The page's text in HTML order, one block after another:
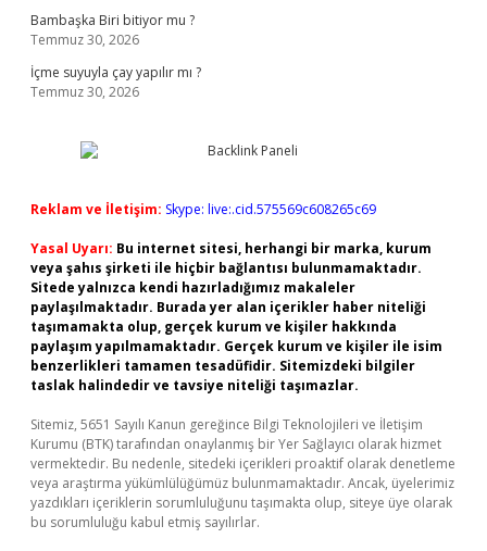
Bambaşka Biri bitiyor mu ?
Temmuz 30, 2026
İçme suyuyla çay yapılır mı ?
Temmuz 30, 2026
Reklam ve İletişim: Skype: live:.cid.575569c608265c69
Yasal Uyarı: Bu internet sitesi, herhangi bir marka, kurum
veya şahıs şirketi ile hiçbir bağlantısı bulunmamaktadır.
Sitede yalnızca kendi hazırladığımız makaleler
paylaşılmaktadır. Burada yer alan içerikler haber niteliği
taşımamakta olup, gerçek kurum ve kişiler hakkında
paylaşım yapılmamaktadır. Gerçek kurum ve kişiler ile isim
benzerlikleri tamamen tesadüfidir. Sitemizdeki bilgiler
taslak halindedir ve tavsiye niteliği taşımazlar.
Sitemiz, 5651 Sayılı Kanun gereğince Bilgi Teknolojileri ve İletişim
Kurumu (BTK) tarafından onaylanmış bir Yer Sağlayıcı olarak hizmet
vermektedir. Bu nedenle, sitedeki içerikleri proaktif olarak denetleme
veya araştırma yükümlülüğümüz bulunmamaktadır. Ancak, üyelerimiz
yazdıkları içeriklerin sorumluluğunu taşımakta olup, siteye üye olarak
bu sorumluluğu kabul etmiş sayılırlar.